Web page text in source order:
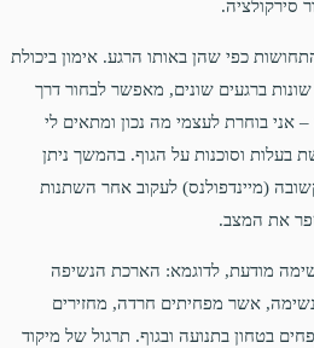
סירקולציה.
כפי שהן באותו הרגע. אימון ביכולת
ברגעים שונים, מאפשר לבחור דרך
אני בוחרת לעצמי מה נכון ומתאים לי
וסוכנות על הגוף. בהמשך ניתן
(מיינדפולנס) לעקוב אחר השתנות
את המצב.
מודעת, לדוגמא: הארכת הנשיפה
אשר מפחיתים חרדה, מחזירים
בטחון בתנועה ובגוף. תרגול של מיקוד